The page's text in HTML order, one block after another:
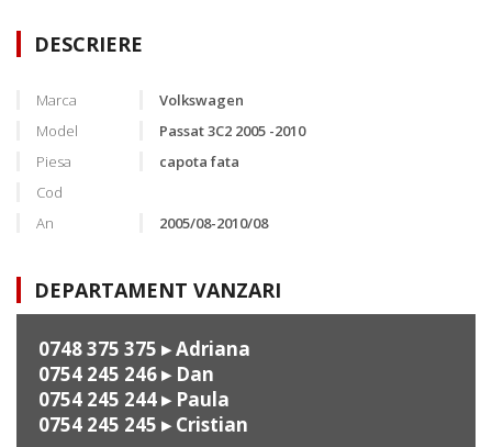
DESCRIERE
Marca
Volkswagen
Model
Passat 3C2 2005 -2010
Piesa
capota fata
Cod
An
2005/08-2010/08
DEPARTAMENT VANZARI
0748 375 375 ▸ Adriana
0754 245 246▸ Dan
0754 245 244▸ Paula
0754 245 245 ▸ Cristian